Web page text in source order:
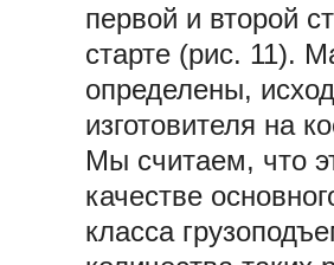
первой и второй
старте (рис. 11).
определены,
изготовителя на
Мы считаем, что
качестве
класса